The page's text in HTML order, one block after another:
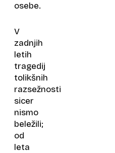
osebe.
V
zadnjih
letih
tragedij
tolikšnih
razsežnosti
sicer
nismo
beležili;
od
leta